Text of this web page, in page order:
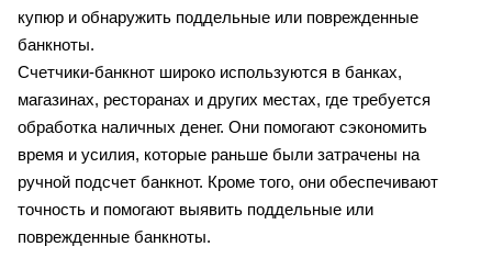
купюр и обнаружить поддельные или поврежденные
банкноты.
Счетчики-банкнот широко используются в банках,
магазинах, ресторанах и других местах, где требуется
обработка наличных денег. Они помогают сэкономить
время и усилия, которые раньше были затрачены на
ручной подсчет банкнот. Кроме того, они обеспечивают
точность и помогают выявить поддельные или
поврежденные банкноты.